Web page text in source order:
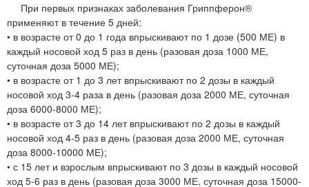
При первых признаках заболевания Гриппферон®
применяют в течение 5 дней:
• в возрасте от 0 до 1 года впрыскивают по 1 дозе (500 МЕ) в
каждый носовой ход 5 раз в день (разовая доза 1000 МЕ,
суточная доза 5000 МЕ);
• в возрасте от 1 до 3 лет впрыскивают по 2 дозы в каждый
носовой ход 3-4 раза в день (разовая доза 2000 МЕ, суточная
доза 6000-8000 МЕ);
• в возрасте от 3 до 14 лет впрыскивают по 2 дозы в каждый
носовой ход 4-5 раз в день (разовая доза 2000 МЕ, суточная
доза 8000-10000 МЕ);
• с 15 лет и взрослым впрыскивают по 3 дозы в каждый носовой
ход 5-6 раз в день (разовая доза 3000 МЕ, суточная доза 15000-